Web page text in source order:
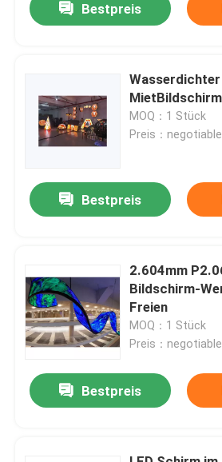
Videos
Über uns
Fabrik-Tour
Kontaktiere uns
Nachrichten
Fälle
Geführte Mietanzeige
Bestpreis
MOQ：1 Stück
Preis：negotiable
Bestpreis
2.604mm
Bildschirm-
Freien
MOQ：1 Stück
Preis：negotiable
Bestpreis